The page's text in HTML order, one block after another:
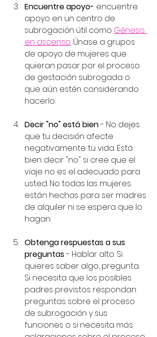
Encuentre apoyo- encuentre
apoyo en un centro de
subrogación útil como Génesis
en ascenso. Únase a grupos
de apoyo de mujeres que
quieran pasar por el proceso
de gestación subrogada o
que aún estén considerando
hacerlo.
Decir "no" está bien - No dejes
que tu decisión afecte
negativamente tu vida. Está
bien decir "no" si cree que el
viaje no es el adecuado para
usted. No todas las mujeres
están hechas para ser madres
de alquiler ni se espera que lo
hagan.
Obtenga respuestas a sus
preguntas - Hablar alto. Si
quieres saber algo, pregunta.
Si necesita que los posibles
padres previstos respondan
preguntas sobre el proceso
de subrogación y sus
funciones o si necesita más